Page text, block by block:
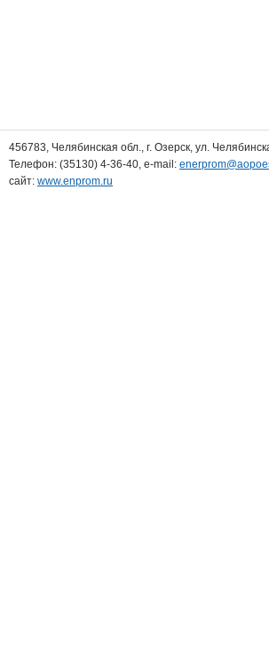
456783, Челябинская обл., г. Озерск, ул.
Телефон: (35130) 4-36-40, e-mail:
сайт: www.enprom.ru